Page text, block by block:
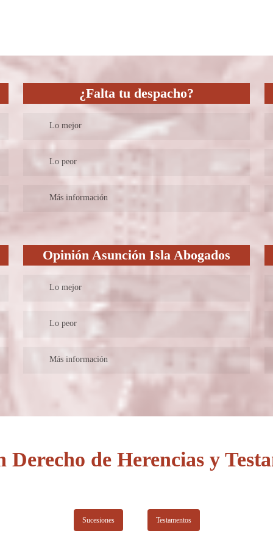
¿Falta tu despacho?
Lo mejor
Lo peor
Más información
Opinión Asunción Isla Abogados
Lo mejor
Lo peor
Más información
penal, administrativo.
Derecho de Herencias y
Sucesiones Testamentos